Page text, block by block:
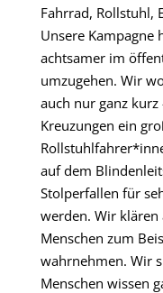
Fahrrad, Rollstuhl,
Unsere Kampagne
achtsamer im
umzugehen. Wir
auch nur ganz kurz
Kreuzungen ein
auf dem
Stolperfallen für
werden. Wir
Menschen zum
wahrnehmen. Wir
Menschen wissen